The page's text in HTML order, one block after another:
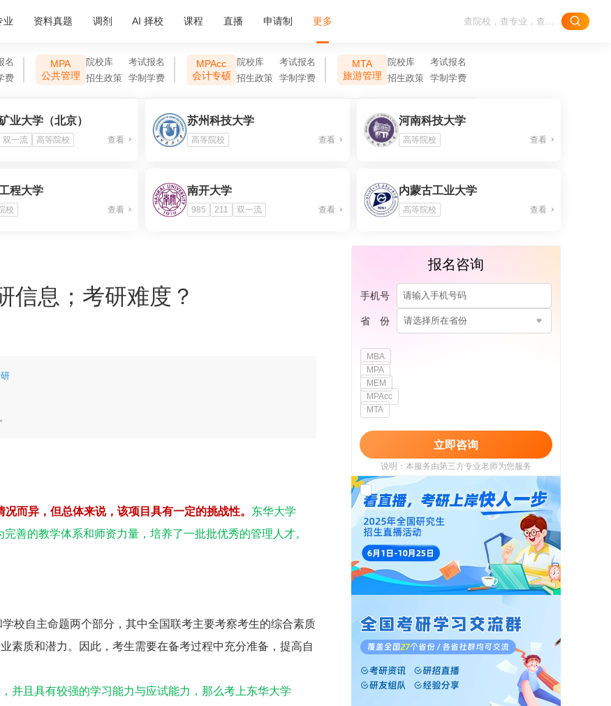
业 资料真题 调剂 AI 择校 课程 直播 申请制 更多
名
费
MPA
公共管理
院校库
考试报名
招生政策
学制学费
MPAcc
会计专硕
院校库
考试报名
招生政策
学制学费
MTA
旅游管理
院校库
考试报名
招生政策
学制学费
业大学（北京）
双一流 高等院校 查看
苏州科技大学
高等院校 查看
河南科技大学
高等院校 查看
程大学
校 查看
南开大学
985 211 双一流 查看
内蒙古工业大学
高等院校 查看
信息；考研难度？
而异，但总体来说，该项目具有一定的挑战性。 东华大学
善的教学体系和师资力量，培养了一批批优秀的管理人才。
自主命题两个部分，其中全国联考主要考察考生的综合素质
素质和潜力。因此，考生需要在备考过程中充分准备，提高自
并且具有较强的学习能力与应试能力，那么考上东华大学
报名咨询
手机号
省 份 请选择所在省份
MBA
MPA
MEM
MPAcc
MTA
立即咨询
说明：本服务由第三方专业老师为您服务
我已阅读并同意 《用户政策》
《用户服务
使用协议》